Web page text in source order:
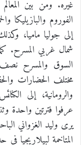
غيره. ومن بين
الفوروم والبازيليكا
إلى جوليا ماميا،
شمال غربي المسرح.
السوق والمسرح نصف
مختلف الحضارات
والرومانية، إلى
عرفوا فترتين واحدة
يرى وليد الغزواني
المتاخمة لبيلاريجيا